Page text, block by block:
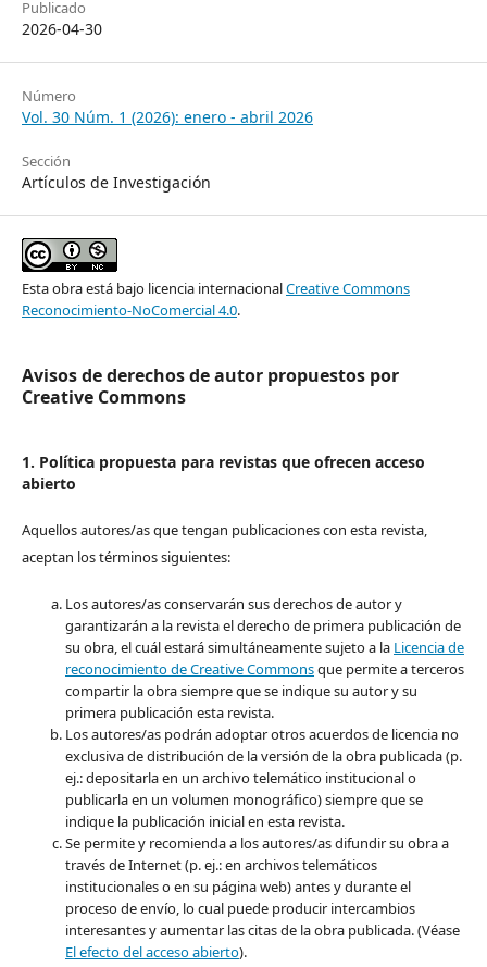
Publicado
2026-04-30
Número
Vol. 30 Núm. 1 (2026): enero - abril 2026
Sección
Artículos de Investigación
Esta obra está bajo licencia internacionalCreative Commons
Reconocimiento-NoComercial 4.0.
Avisos de derechos de autor propuestos por
Creative Commons
1. Política propuesta para revistas que ofrecen acceso
abierto
Aquellos autores/as que tengan publicaciones con esta revista,
aceptan los términos siguientes:
Los autores/as conservarán sus derechos de autor y
garantizarán a la revista el derecho de primera publicación de
su obra, el cuál estará simultáneamente sujeto a la Licencia de
reconocimiento de Creative Commonsque permite a terceros
compartir la obra siempre que se indique su autor y su
primera publicación esta revista.
Los autores/as podrán adoptar otros acuerdos de licencia no
exclusiva de distribución de la versión de la obra publicada (p.
ej.: depositarla en un archivo telemático institucional o
publicarla en un volumen monográfico) siempre que se
indique la publicación inicial en esta revista.
Se permite y recomienda a los autores/as difundir su obra a
través de Internet (p. ej.: en archivos telemáticos
institucionales o en su página web) antes y durante el
proceso de envío, lo cual puede producir intercambios
interesantes y aumentar las citas de la obra publicada. (Véase
El efecto del acceso abierto).